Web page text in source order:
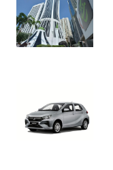
b
o
o
A
p
p